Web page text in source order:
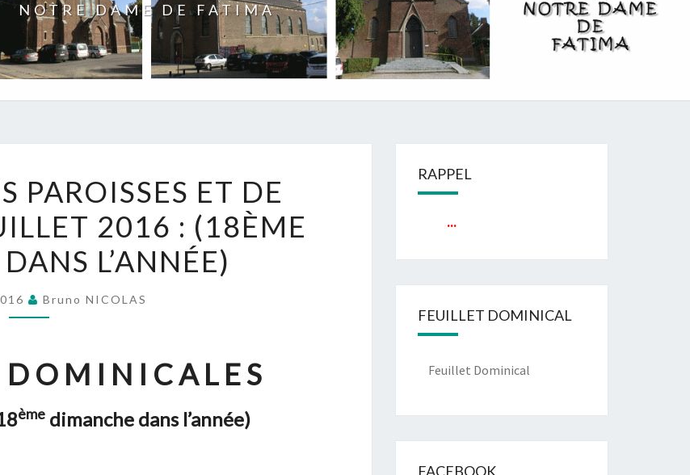
NOTRE DAME DE FATIMA
DES
PAROISSES
ET
DE
L’UPN
:
31
JUILLET
PAROISSES ET DE
2016 : (18ÈME
L’ANNÉE)
Bruno NICOLAS
O M I N I C A L E S
èmedimanche dans l’année)
RAPPEL
FEUILLET DOMINICAL
Feuillet Dominical
FACEBOOK